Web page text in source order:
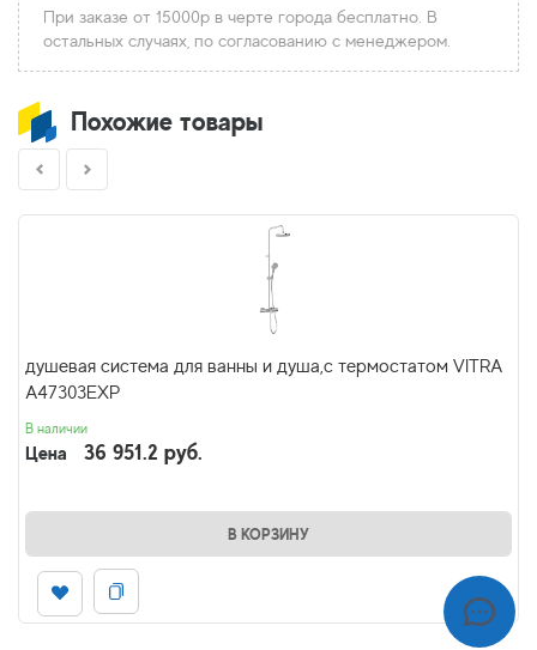
При заказе от 15000р в черте города бесплатно. В
остальных случаях, по согласованию с менеджером.
Похожие товары
душевая система для ванны и душа,с термостатом VITRA
A47303EXP
В наличии
Цена 36 951.2 руб.
В КОРЗИНУ